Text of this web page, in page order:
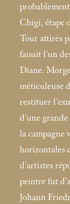
Chigi, étape
Tour attirés
faisait l’un
Diane.
méticuleuse
restituer
d’une
la campagne
horizontales
d’artistes
peintre fut
Johann